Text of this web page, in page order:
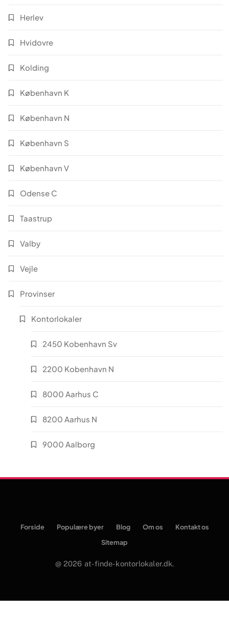
Herlev
Hvidovre
Kolding
København K
København N
København S
København V
Odense C
Taastrup
Valby
Vejle
Provinser
Kontorlokaler
2450 Kobenhavn Sv
2200 Kobenhavn N
8000 Aarhus C
8200 Aarhus N
9000 Aalborg
Forside Populære byer Blog Om os
Kontakt os
Sitemap
@ 2026 at-finde-kontorlokaler.dk.